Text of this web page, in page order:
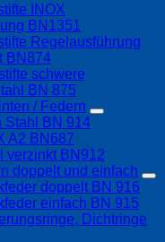
INOX
BN1351
Regelausführung
BN874
schwere
BN 875
/ Federn
Stahl BN 914
A2 BN687
verzinkt BN912
doppelt und einfach
doppelt BN 916
einfach BN 915
Dichtringe